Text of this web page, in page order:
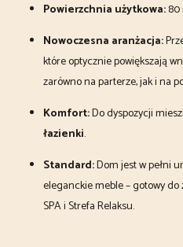
Powierzchnia użytkowa:80
Nowoczesna aranżacja:
które optycznie powiększają
zarówno na parterze, jak i na
Komfort:Do dyspozycji
łazienki.
Standard:Dom jest w pełni
eleganckie meble – gotowy
SPA i Strefa Relaksu.